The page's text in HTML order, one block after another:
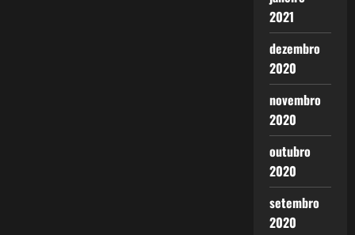
2021
dezembro
2020
novembro
2020
outubro
2020
setembro
2020